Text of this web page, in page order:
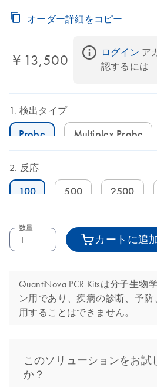
オーダー詳細をコピー
￥13,500 ログイン ア
認するには
検出タイプ
Probe Multiplex Probe
反応
100 500 2500
数量
カートに追
QuantiNova PCR Kitsは分子生物
ン用であり、疾病の診断、予
用することはできません。
このソリューションをお試
か？